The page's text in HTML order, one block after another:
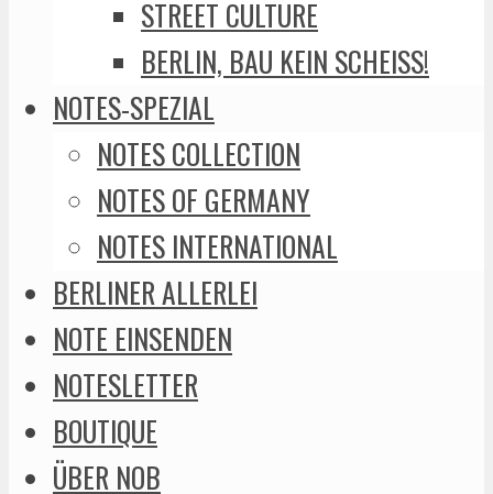
STREET CULTURE
BERLIN, BAU KEIN SCHEISS!
NOTES-SPEZIAL
NOTES COLLECTION
NOTES OF GERMANY
NOTES INTERNATIONAL
BERLINER ALLERLEI
NOTE EINSENDEN
NOTESLETTER
BOUTIQUE
ÜBER NOB